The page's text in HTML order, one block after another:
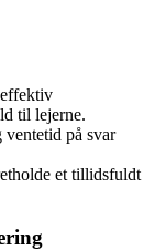
til lejerne.
ventetid på svar
et tillidsfuldt